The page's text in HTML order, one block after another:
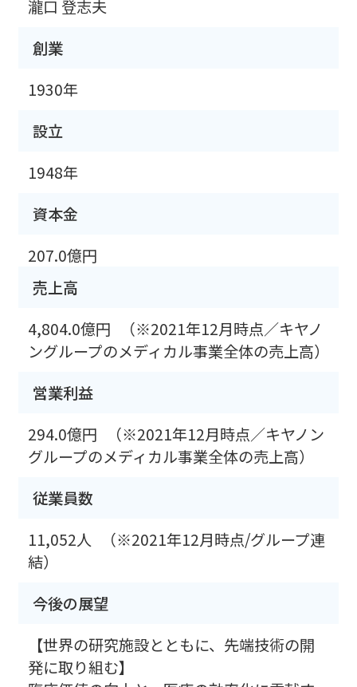
瀧口 登志夫
創業
1930年
設立
1948年
資本金
207.0億円
売上高
4,804.0億円
（※2021年12月時点／キヤノ
ングループのメディカル事業全体の売上高）
営業利益
294.0億円
（※2021年12月時点／キヤノン
グループのメディカル事業全体の売上高）
従業員数
11,052人
（※2021年12月時点/グループ連
結）
今後の展望
【世界の研究施設とともに、先端技術の開
発に取り組む】